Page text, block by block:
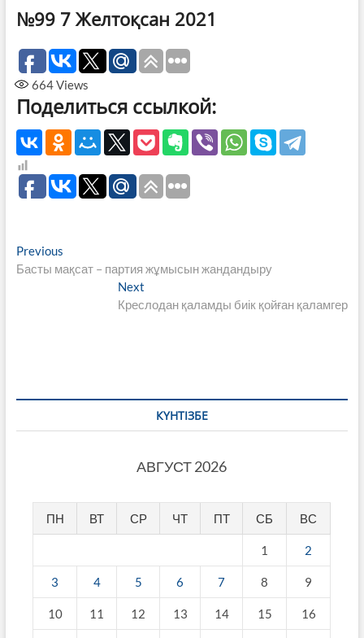
№99 7 Желтоқсан 2021
664Views
Поделиться ссылкой:
Навигация
по
PreviousPrevious
post:
Басты мақсат – партия жұмысын жандандыру
Next
post:
Креслодан қаламды биік қойған қаламгер
КҮНТІЗБЕ
АВГУСТ 2026
ПН ВТ СР ЧТ ПТ СБ ВС
1 2
3 4 5 6 7 8 9
10 11 12 13 14 15 16